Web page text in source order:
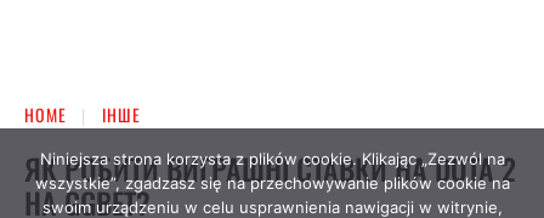
Niniejsza strona korzysta z plików cookie. Klikając „Zezwól na
wszystkie”, zgadzasz się na przechowywanie plików cookie na
swoim urządzeniu w celu usprawnienia nawigacji w witrynie,